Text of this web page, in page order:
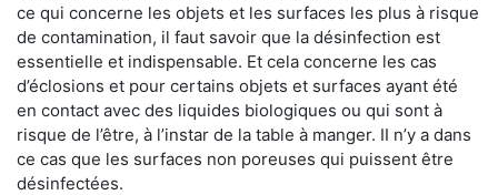
ce qui concerne les objets et les surfaces les plus à risque
de contamination, il faut savoir que la désinfection est
essentielle et indispensable. Et cela concerne les cas
d’éclosions et pour certains objets et surfaces ayant été
en contact avec des liquides biologiques ou qui sont à
risque de l’être, à l’instar de la table à manger. II n’y a dans
ce cas que les surfaces non poreuses qui puissent être
désinfectées.